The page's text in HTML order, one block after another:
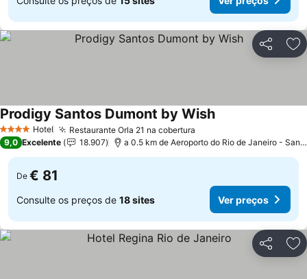
Partilhar
4 EstrelasHotel Restaurante Orla 21 na cobertura
Prodigy Santos Dumont by Wish
9,0 Excelente 18.907 a 0.5 km de Aeroporto do Rio de Janeiro - Santos Dumont
De € 81
Consulte os preços de 18 sites Ver preços
Partilhar